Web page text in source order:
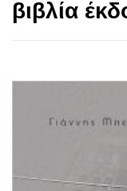
βιβλία